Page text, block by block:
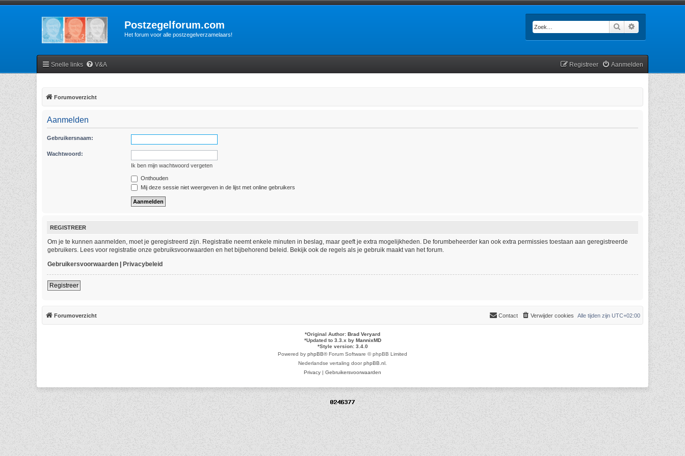
Postzegelforum.com
Het forum voor alle postzegelverzamelaars!
Zoek
Snelle links V&A Aanmelden
Registreer
Forumoverzicht
Aanmelden
Gebruikersnaam:
Wachtwoord:
Ik ben mijn wachtwoord vergeten
Onthouden
Mij deze sessie niet weergeven in de lijst met online gebruikers
REGISTREER
Om je te kunnen aanmelden, moet je geregistreerd zijn. Registratie neemt enkele minuten in beslag, maar geeft je extra mogelijkheden. De forumbeheerder kan ook extra permissies toestaan aan geregistreerde
gebruikers. Lees voor registratie onze gebruiksvoorwaarden en het bijbehorend beleid. Bekijk ook de regels als je gebruik maakt van het forum.
Gebruikersvoorwaarden | Privacybeleid
Registreer
Forumoverzicht Alle tijden zijn UTC+02:00
Verwijder cookies
Contact
*Original Author: Brad Veryard
*Updated to 3.3.x by MannixMD
*Style version: 3.4.0
Powered by phpBB® Forum Software © phpBB Limited
Nederlandse vertaling doorphpBB.nl
Privacy | Gebruikersvoorwaarden